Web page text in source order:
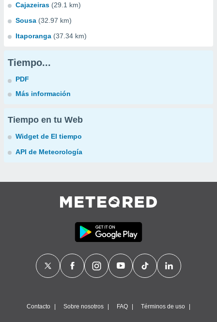
Cajazeiras (29.1 km)
Sousa (32.97 km)
Itaporanga (37.34 km)
Tiempo...
PDF
Más información
Tiempo en tu Web
Widget de El tiempo
API de Meteorología
Contacto Sobre nosotros FAQ Términos de uso